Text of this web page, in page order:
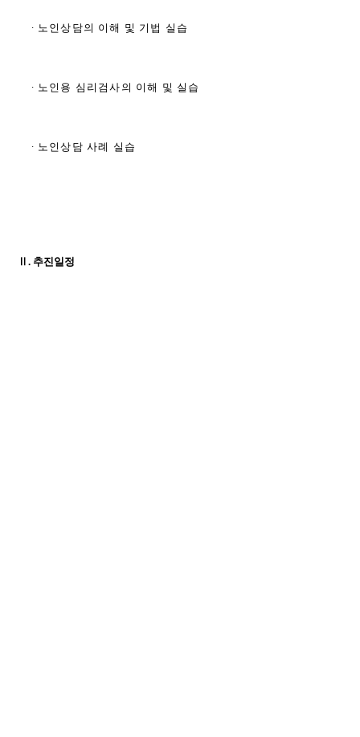
∙ 노인상담의 이해 및 기법 실습
∙ 노인용 심리검사의 이해 및 실습
∙ 노인상담 사례 실습
Ⅱ. 추진일정